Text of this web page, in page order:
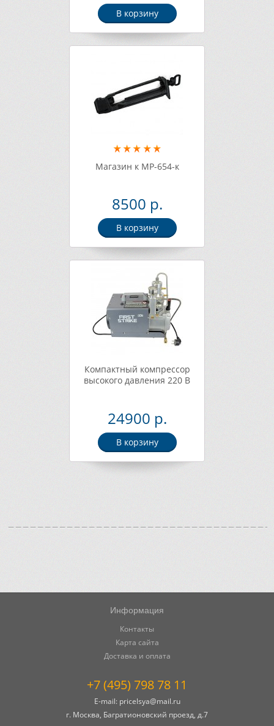
В корзину
Магазин к МР-654-к
8500 р.
В корзину
Компактный компрессор
высокого давления 220 В
24900 р.
В корзину
Информация
Контакты
Карта сайта
Доставка и оплата
+7 (495) 798 78 11
E-mail: pricelsya@mail.ru
г. Москва, Багратионовский проезд, д.7